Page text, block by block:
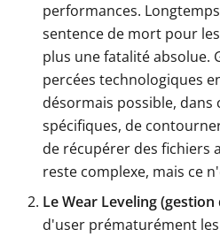
performances.
sentence de mort pour
plus une fatalité absolue.
percées technologiques
désormais possible, dans
spécifiques, de
de récupérer des fichiers
reste complexe, mais ce
Le Wear Leveling
d'user prématurément